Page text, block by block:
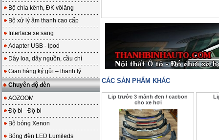
Bộ chia kênh, ĐK vôlăng
Bộ xử lý âm thanh cao cấp
Interface xe sang
Adapter USB - Ipod
Dây loa, dây nguồn, cầu chì
Gian hàng ký gửi – thanh lý
Chuyên độ đèn
AOZOOM
Độ bi - Độ bi
Bộ bóng Xenon
Bóng đèn LED Lumileds
CÁC SẢN PHẨM KHÁC
Lip trước 3 mảnh đen / cacbon
cho xe hơi